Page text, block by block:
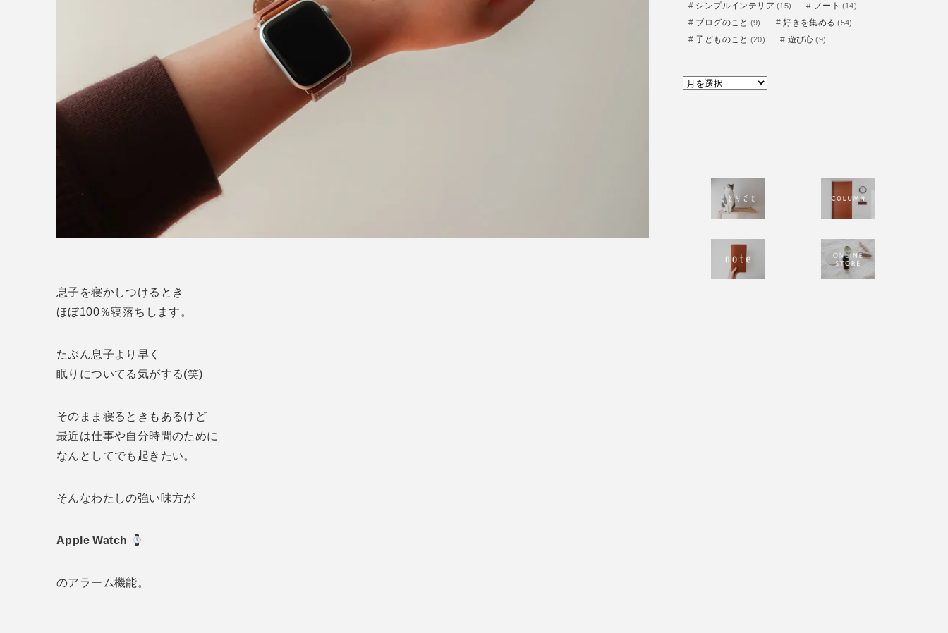
息子を寝かしつけるとき
ほぼ100％寝落ちします。
たぶん息子より早く
眠りについてる気がする(笑)
そのまま寝るときもあるけど
最近は仕事や自分時間のために
なんとしてでも起きたい。
そんなわたしの強い味方が
Apple Watch
のアラーム機能。
シンプルインテリア (15) ノート (14)
ブログのこと (9) 好きを集める (54)
子どものこと (20) 遊び心 (9)
ア